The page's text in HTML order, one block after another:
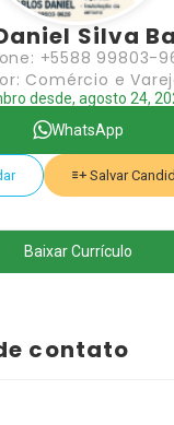
Silva
+5588 99803-
Comércio e
desde, agosto 24,
WhatsApp
Salvar
Baixar Currículo
contato